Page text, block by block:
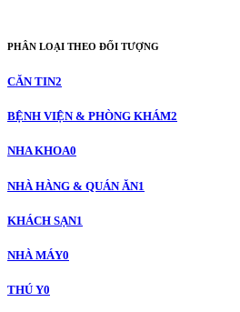
PHÂN LOẠI THEO ĐỐI TƯỢNG
CĂN TIN2
BỆNH VIỆN & PHÒNG KHÁM2
NHA KHOA0
NHÀ HÀNG & QUÁN ĂN1
KHÁCH SẠN1
NHÀ MÁY0
THÚ Y0